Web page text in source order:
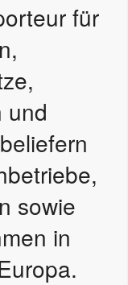
für
und
sowie
in